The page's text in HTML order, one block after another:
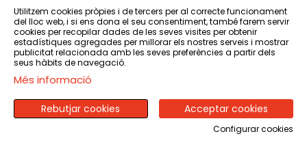
Sala El Sindicat de Balsareny
CENTRE CULTURAL I RECREATIU DE PINEDA
DE MAR
Utilitzem cookies pròpies i de tercers per al correcte funcionament
del lloc web, i si ens dona el seu consentiment, també farem servir
cookies per recopilar dades de les seves visites per obtenir
estadístiques agregades per millorar els nostres serveis i mostrar
publicitat relacionada amb les seves preferències a partir dels
seus hàbits de navegació.
Més informació
Acceptar cookies
Rebutjar cookies
Configurar cookies